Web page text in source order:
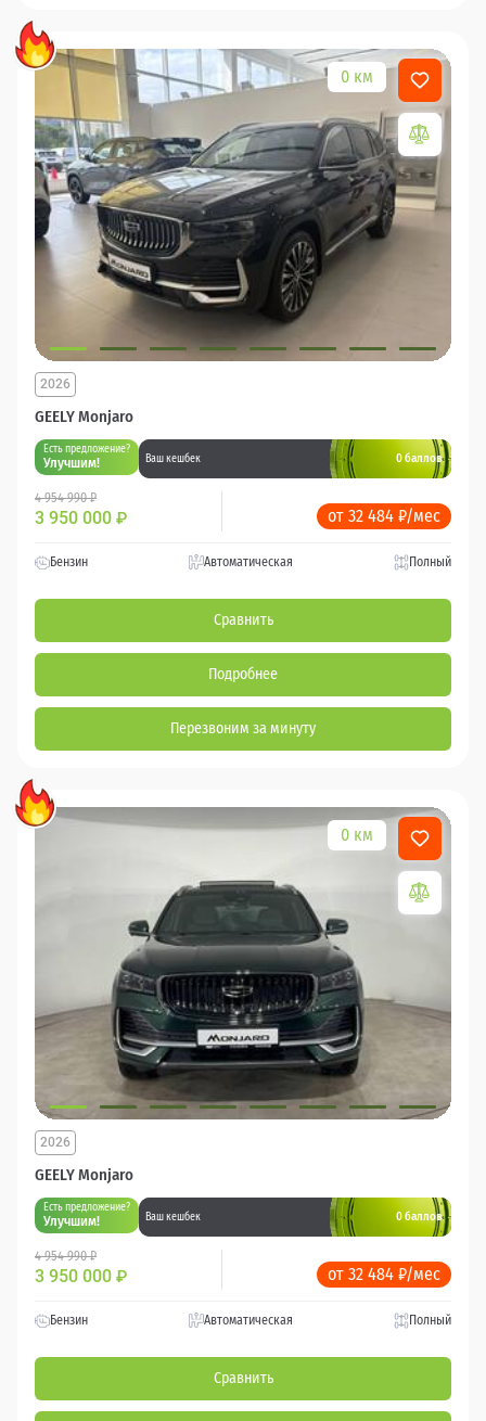
0 км
GEELY Monjaro
2026
Есть предложение?
Улучшим! Ваш кешбек 0 баллов
4 954 990 ₽
3 950 000 ₽ от 32 484 ₽/мес
Бензин Автоматическая Полный
Сравнить
Подробнее
Перезвоним за минуту
0 км
GEELY Monjaro
2026
Есть предложение?
Улучшим! Ваш кешбек 0 баллов
4 954 990 ₽
3 950 000 ₽ от 32 484 ₽/мес
Бензин Автоматическая Полный
Сравнить